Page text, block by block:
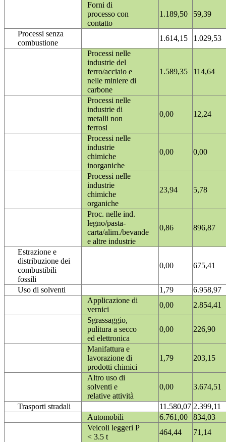
Forni di
processo con
contatto
1.189,50 59,39
Processi senza
combustione
1.614,15
1.029,53
Processi nelle
industrie del
ferro/acciaio e
nelle miniere di
carbone
1.589,35 114,64
Processi nelle
industrie di
metalli non
ferrosi
0,00 12,24
Processi nelle
industrie
chimiche
inorganiche
0,00 0,00
Processi nelle
industrie
chimiche
organiche
23,94 5,78
Proc. nelle ind.
legno/pasta-
carta/alim./bevande
e altre industrie
0,86 896,87
Estrazione e
distribuzione dei
combustibili
fossili
0,00 675,41
Uso di solventi 1,79
6.958,97
Applicazione di
vernici
0,00
2.854,41
Sgrassaggio,
pulitura a secco
ed elettronica
0,00 226,90
Manifattura e
lavorazione di
prodotti chimici
1,79 203,15
Altro uso di
solventi e
relative attività
0,00 3.674,51
Trasporti stradali 11.580,07 2.399,11
Automobili
6.761,00
834,03
Veicoli leggeri P
< 3.5 t
464,44
71,14